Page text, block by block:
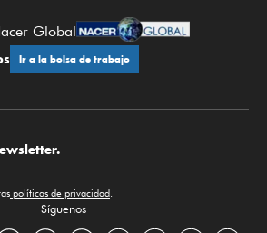
Global
Ir a la bolsa de trabajo
políticas de privacidad.
Síguenos